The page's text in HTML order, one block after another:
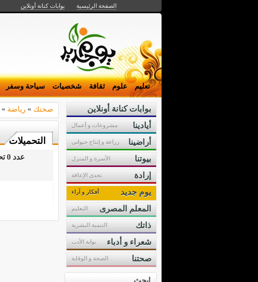
الصفحة الرئيسية بوابات كنانة أونلاين
تعليم علوم ثقافة شخصيات سياحة وسفر
صحتك » رياضة »
التحميلات
عدد 0 تحميلات تحت قسم
بوابات كنانة أونلاين
أيادينا
مشروعات و أعمال
أراضينا زراعة و إنتاج حيوانى
بيوتنا الأسرة و المنزل
إرادة تحدى الإعاقة
يوم جديد أفكار و آراء
المعلم المصرى التعليم
ذاتك التنمية البشرية
شعراء و أدباء بوابة الأدب
صحتنا الصحة و الوقاية
ابحث